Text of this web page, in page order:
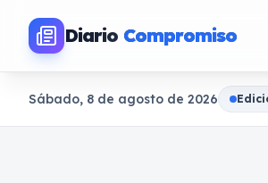
Diario Compromiso
Sábado, 8 de agosto de 2026